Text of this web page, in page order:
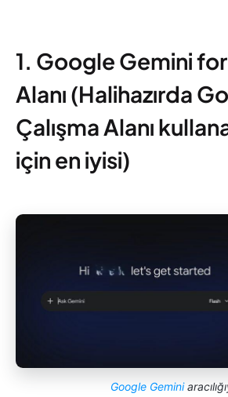
1. Google Gemini for
Alanı (Halihazırda
Çalışma Alanı
için en iyisi)
Google Gemini